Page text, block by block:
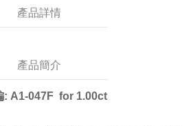
產品詳情
產品簡介
: A1-047F for 1.00ct